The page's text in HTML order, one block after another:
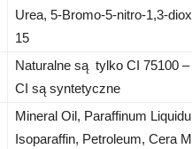
Urea, 5-Bromo-5-nitro-1,3-
15
Naturalne są tylko CI 75100 –
CI są syntetyczne
Mineral Oil, Paraffinum
Isoparaffin, Petroleum, Cera